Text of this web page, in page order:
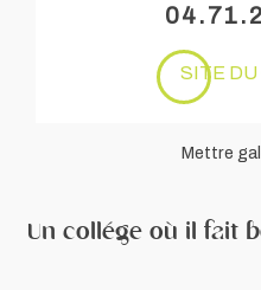
SITE DU
Mettre
Un collége où il fait